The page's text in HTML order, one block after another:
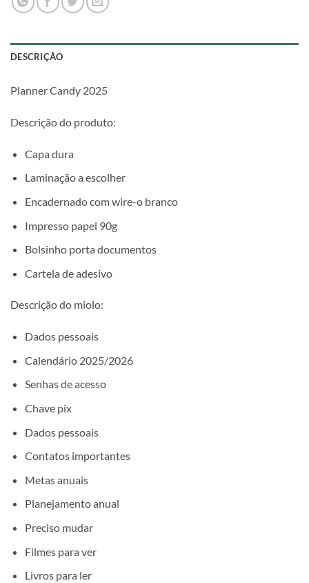
DESCRIÇÃO
Planner Candy 2025
Descrição do produto:
Capa dura
Laminação a escolher
Encadernado com wire-o branco
Impresso papel 90g
Bolsinho porta documentos
Cartela de adesivo
Descrição do miolo:
Dados pessoais
Calendário 2025/2026
Senhas de acesso
Chave pix
Dados pessoais
Contatos importantes
Metas anuais
Planejamento anual
Preciso mudar
Filmes para ver
Livros para ler